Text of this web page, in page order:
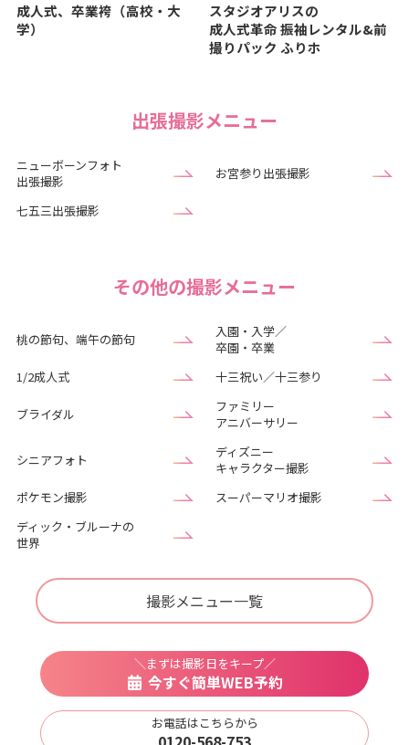
成人式、卒業袴（高校・大
学）
スタジオアリスの
成人式革命振袖レンタル&前
撮りパック ふりホ
出張撮影メニュー
ニューボーンフォト
出張撮影
お宮参り出張撮影
七五三出張撮影
その他の撮影メニュー
桃の節句、端午の節句
入園・入学／
卒園・卒業
1/2成人式
十三祝い／十三参り
ブライダル
ファミリー
アニバーサリー
シニアフォト
ディズニー
キャラクター撮影
ポケモン撮影
スーパーマリオ撮影
ディック・ブルーナの
世界
撮影メニュー一覧
＼まずは撮影日をキープ／
今すぐ簡単WEB予約
お電話はこちらから